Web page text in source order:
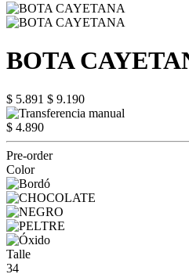
BOTA
$ 5.891 $ 9.190
$ 4.890
Pre-order
Color
Talle
34